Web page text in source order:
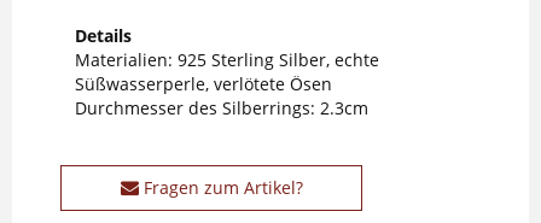
Details
Materialien: 925 Sterling Silber, echte
Süßwasserperle, verlötete Ösen
Durchmesser des Silberrings: 2.3cm
Fragen zum Artikel?